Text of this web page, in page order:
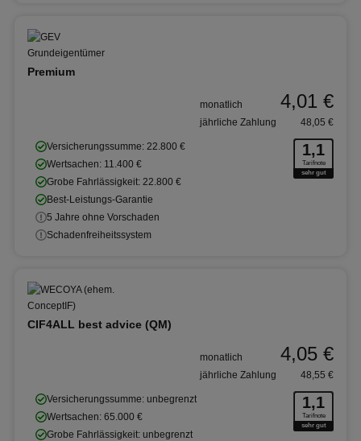
Premium
1,1
Tarifnote
sehr gut
Versicherungssumme: 22.800 €
Wertsachen: 11.400 €
Grobe Fahrlässigkeit: 22.800 €
Best-Leistungs-Garantie
5 Jahre ohne Vorschaden
Schadenfreiheitssystem
monatlich 4,01 €
jährliche Zahlung 48,05 €
CIF4ALL best advice (QM)
1,1
Tarifnote
sehr gut
Versicherungssumme: unbegrenzt
Wertsachen: 65.000 €
Grobe Fahrlässigkeit: unbegrenzt
monatlich 4,05 €
jährliche Zahlung 48,55 €